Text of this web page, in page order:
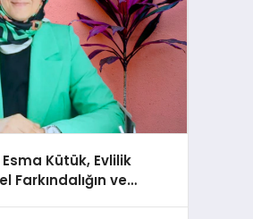
Esma Kütük, Evlilik
Farkındalığın ve